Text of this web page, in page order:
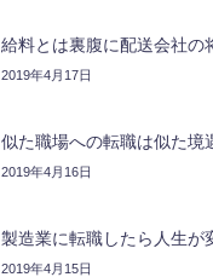
給料とは裏腹に配送会社の
2019年4月17日
似た職場への転職は似た境
2019年4月16日
製造業に転職したら人生が
2019年4月15日